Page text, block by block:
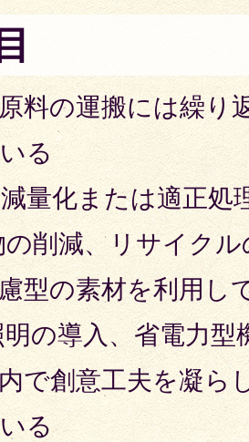
料の運搬には繰り
る
量化または適正処
の削減、リサイクル
型の素材を利用し
の導入、省電力型
で創意工夫を凝ら
る